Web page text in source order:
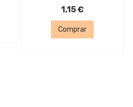
1,15 €
Comprar